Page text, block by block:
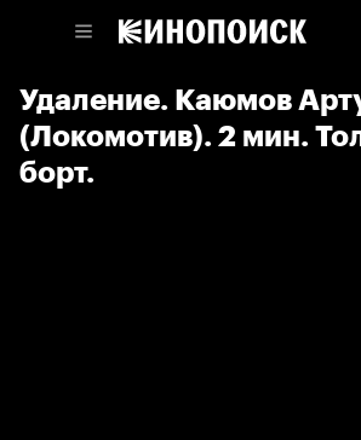
Удаление. Каюмов
(Локомотив). 2 мин.
борт.